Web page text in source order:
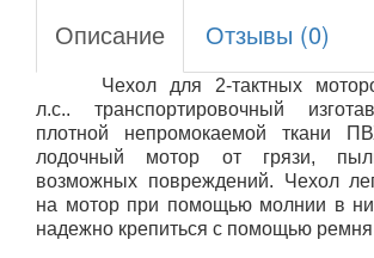
Описание Отзывы (0)
Чехол для 2-тактных
л.с.. транспортировочный
плотной непромокаемой ткани
лодочный мотор от грязи,
возможных повреждений. Чехол
на мотор при помощью молнии в
надежно крепиться с помощью